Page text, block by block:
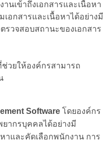
นเข้าถึงเอกสารและเนื้อหา
อกสารและเนื้อหาได้อย่างมี
วจสอบสถานะของเอกสาร
วยให้องค์กรสามารถ
Software โดยองค์กร
ากรบุคคลได้อย่างมี
าและคัดเลือกพนักงาน การ